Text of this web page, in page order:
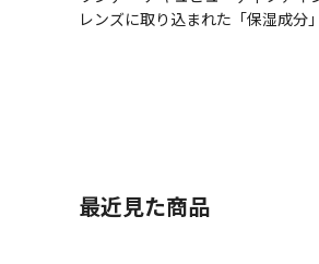
レンズに取り込まれた「保湿成分
最近見た商品